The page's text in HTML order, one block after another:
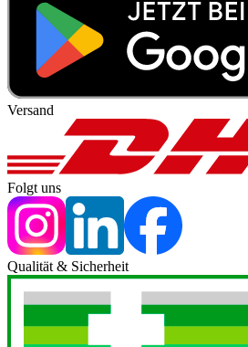
Versand
Folgt uns
Qualität & Sicherheit